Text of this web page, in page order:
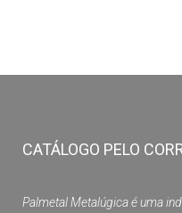
CATÁLOGO PELO
Palmetal Metalúgica é uma